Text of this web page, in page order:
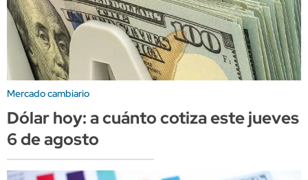
Mercado cambiario
Dólar hoy: a cuánto cotiza este jueves
6 de agosto